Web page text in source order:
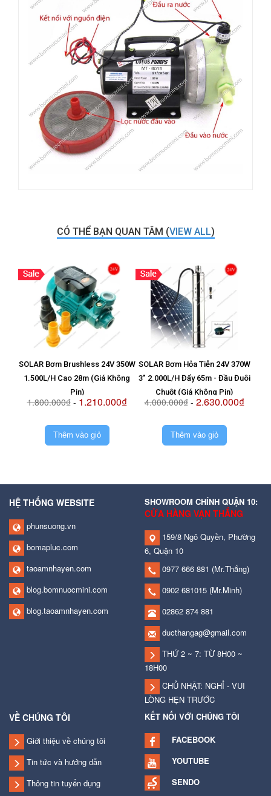
CÓ THỂ BẠN QUAN TÂM (VIEW ALL)
SOLAR Bơm Brushless 24V 350W
1.500L/H Cao 28m (Giá Không
Pin)
1.800.000₫- 1.210.000₫
Thêm vào giỏ
SOLAR Bơm Hỏa Tiễn 24V 370W
3" 2.000L/H Đẩy 65m - Đầu Đuôi
Chuột (Giá Không Pin)
4.000.000₫- 2.630.000₫
Thêm vào giỏ
HỆ THỐNG WEBSITE
phunsuong.vn
bomapluc.com
taoamnhayen.com
blog.bomnuocmini.com
blog.taoamnhayen.com
SHOWROOM CHÍNH QUẬN 10:
CỬA HÀNG VẠN THẮNG
159/8 Ngô Quyền, Phường
6, Quận 10
0977 666 881 (Mr.Thắng)
0902 681015 (Mr.Minh)
02862 874 881
ducthangag@gmail.com
THỨ 2 ~ 7: TỪ 8H00 ~
18H00
CHỦ NHẬT: NGHỈ - VUI
LÒNG HẸN TRƯỚC
VỀ CHÚNG TÔI
Giới thiệu về chúng tôi
Tin tức và hướng dẫn
Thông tin tuyển dụng
KẾT NỐI VỚI CHÚNG TÔI
FACEBOOK
YOUTUBE
SENDO